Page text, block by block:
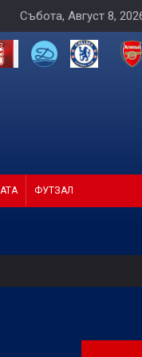
Събота, Август 8,
ФУТЗАЛ